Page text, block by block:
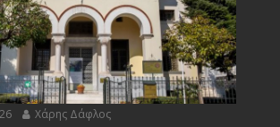
Χάρης Δάφλος